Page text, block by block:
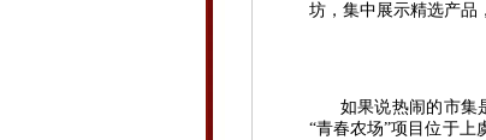
坊，集中展示精选产品
如果说热闹的市集是
“青春农场”项目位于